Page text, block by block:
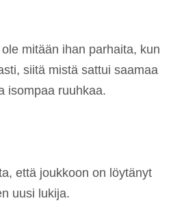
mitään ihan parhaita, kun
siitä mistä sattui saamaa
isompaa ruuhkaa.
että joukkoon on löytänyt
uusi lukija.